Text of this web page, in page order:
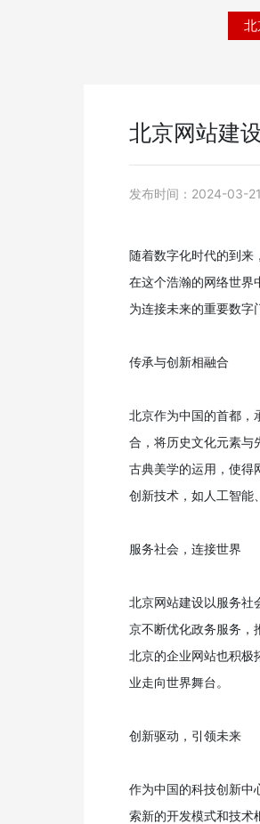
北京网站建
发布时间：2024-03-
随着数字化时代的到来
在这个浩瀚的网络世界
为连接未来的重要数字
传承与创新相融合
北京作为中国的首都，
合，将历史文化元素与
古典美学的运用，使得
创新技术，如人工智能
服务社会，连接世界
北京网站建设以服务社
京不断优化政务服务，
北京的企业网站也积极
业走向世界舞台。
创新驱动，引领未来
作为中国的科技创新中
索新的开发模式和技术